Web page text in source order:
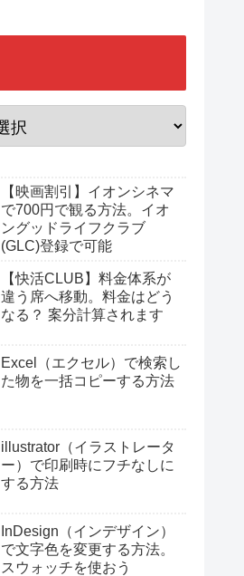
【映画割引】イオンシネマ
で700円で観る方法。イオ
ングッドライフクラブ
(GLC)登録で可能
【快活CLUB】料金体系が
違う席へ移動。料金はどう
なる？ 案分計算されます
Excel（エクセル）で検索し
た物を一括コピーする方法
illustrator（イラストレータ
ー）で印刷時にフチなしに
する方法
InDesign（インデザイン）
で文字色を変更する方法。
スウォッチを使おう